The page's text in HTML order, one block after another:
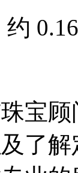
约
宝
了